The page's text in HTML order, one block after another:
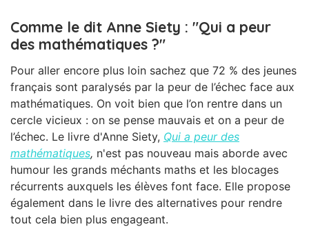
Comme le dit Anne Siety : "Qui a peur
des mathématiques ?"
Pour aller encore plus loin sachez que 72 % des jeunes
français sont paralysés par la peur de l’échec face aux
mathématiques. On voit bien que l’on rentre dans un
cercle vicieux : on se pense mauvais et on a peur de
l’échec. Le livre d'Anne Siety, Qui a peur des
mathématiques, n'est pas nouveau mais aborde avec
humour les grands méchants maths et les blocages
récurrents auxquels les élèves font face. Elle propose
également dans le livre des alternatives pour rendre
tout cela bien plus engageant.